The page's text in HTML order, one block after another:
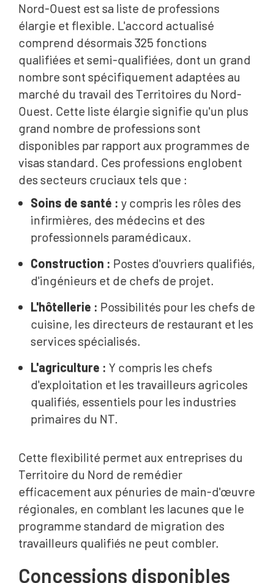
Nord-Ouest est sa liste de professions
élargie et flexible. L'accord actualisé
comprend désormais 325 fonctions
qualifiées et semi-qualifiées, dont un grand
nombre sont spécifiquement adaptées au
marché du travail des Territoires du Nord-
Ouest. Cette liste élargie signifie qu'un plus
grand nombre de professions sont
disponibles par rapport aux programmes de
visas standard. Ces professions englobent
des secteurs cruciaux tels que :
Soins de santé : y compris les rôles des
infirmières, des médecins et des
professionnels paramédicaux.
Construction : Postes d'ouvriers qualifiés,
d'ingénieurs et de chefs de projet.
L'hôtellerie : Possibilités pour les chefs de
cuisine, les directeurs de restaurant et les
services spécialisés.
L'agriculture : Y compris les chefs
d'exploitation et les travailleurs agricoles
qualifiés, essentiels pour les industries
primaires du NT.
Cette flexibilité permet aux entreprises du
Territoire du Nord de remédier
efficacement aux pénuries de main-d'œuvre
régionales, en comblant les lacunes que le
programme standard de migration des
travailleurs qualifiés ne peut combler.
Concessions disponibles